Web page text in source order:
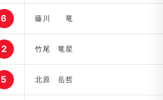
6 藤川 竜
2 竹尾 竜星
5 北原 岳哲